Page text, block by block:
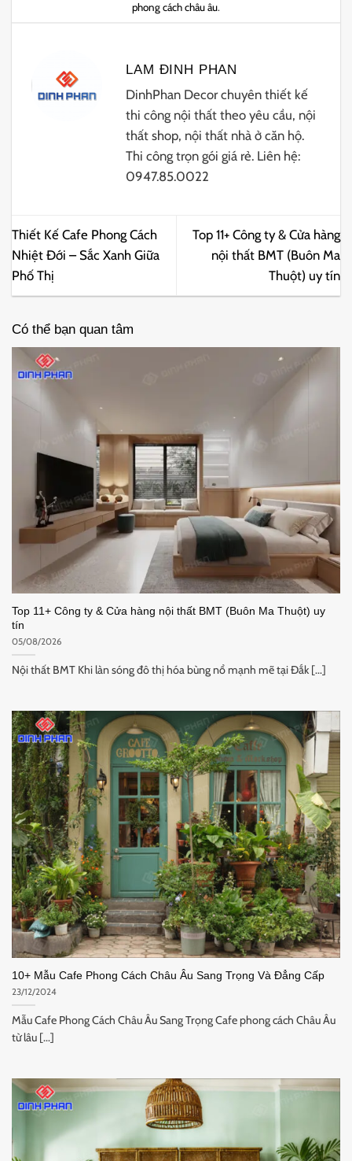
phong cách châu âu.
LAM ĐINH PHAN
DinhPhan Decor chuyên thiết kế
thi công nội thất theo yêu cầu, nội
thất shop, nội thất nhà ở căn hộ.
Thi công trọn gói giá rẻ. Liên hệ:
0947.85.0022
Thiết Kế Cafe Phong Cách
Nhiệt Đới – Sắc Xanh Giữa
Phố Thị
Top 11+ Công ty & Cửa hàng
nội thất BMT (Buôn Ma
Thuột) uy tín
Có thể bạn quan tâm
Top 11+ Công ty & Cửa hàng nội thất BMT (Buôn Ma Thuột) uy
tín
05/08/2026
Nội thất BMT Khi làn sóng đô thị hóa bùng nổ mạnh mẽ tại Đắk [...]
10+ Mẫu Cafe Phong Cách Châu Âu Sang Trọng Và Đẳng Cấp
23/12/2024
Mẫu Cafe Phong Cách Châu Âu Sang Trọng Cafe phong cách Châu Âu
từ lâu [...]